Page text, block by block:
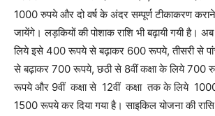
1000 रुपये और दो वर्ष के अंदर सम्पूर्ण टीकाकरण
जायेंगे। लड़कियों की पोशाक राशि भी बढ़ायी गयी है।
लिये इसे 400 रूपये से बढ़ाकर 600 रूपये, तीसरी से
से बढ़ाकर 700 रूपये, छठी से 8वीं कक्षा के लिये 700
रूपये और 9वीं कक्षा से 12वीं कक्षा तक के लिये
1500 रूपये कर दिया गया है। साइकिल योजना की रासि